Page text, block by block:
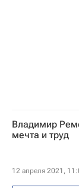
Владимир
мечта и труд
12 апреля 2021,